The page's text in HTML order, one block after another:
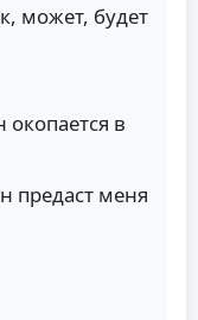
может, будет
в
предаст меня